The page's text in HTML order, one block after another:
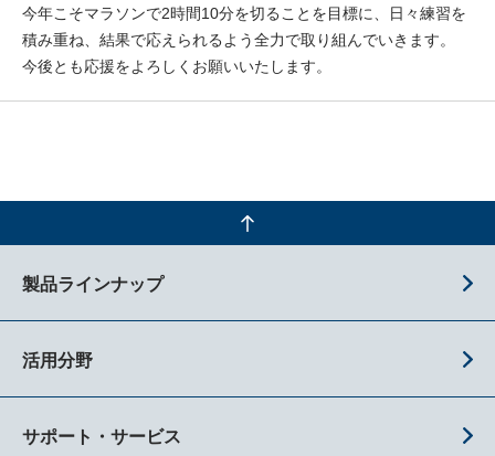
今年こそマラソンで2時間10分を切ることを目標に、日々練習を
積み重ね、結果で応えられるよう全力で取り組んでいきます。
今後とも応援をよろしくお願いいたします。
製品ラインナップ
活用分野
サポート・サービス